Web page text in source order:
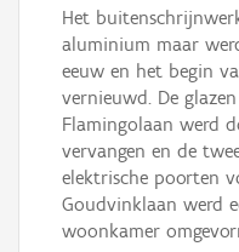
Het
aluminium maar
eeuw en het begin
vernieuwd. De
Flamingolaan werd
vervangen en de
elektrische poorten
Goudvinklaan werd
woonkamer